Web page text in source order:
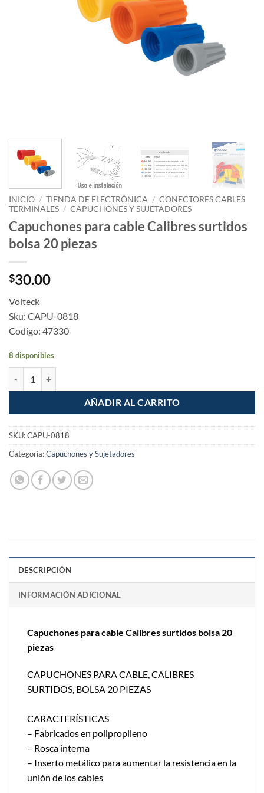
INICIO / TIENDA DE ELECTRÓNICA / CONECTORES CABLES
TERMINALES / CAPUCHONES Y SUJETADORES
Capuchones para cable Calibres surtidos
bolsa 20 piezas
$30.00
Volteck
Sku: CAPU-0818
Codigo: 47330
8 disponibles
AÑADIR AL CARRITO
SKU:CAPU-0818
Categoría:Capuchones y Sujetadores
DESCRIPCIÓN
INFORMACIÓN ADICIONAL
Capuchones para cable Calibres surtidos bolsa 20
piezas
CAPUCHONES PARA CABLE, CALIBRES
SURTIDOS, BOLSA 20 PIEZAS
CARACTERÍSTICAS
– Fabricados en polipropileno
– Rosca interna
– Inserto metálico para aumentar la resistencia en la
unión de los cables